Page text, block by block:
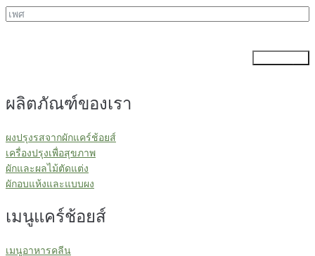
ส่งข้อมูล
ผลิตภัณฑ์ของเรา
ผงปรุงรสจากผักแคร์ช้อยส์
เครื่องปรุงเพื่อสุขภาพ
ผักและผลไม้ตัดแต่ง
ผักอบแห้งและแบบผง
เมนูแคร์ช้อยส์
เมนูอาหารคลีน